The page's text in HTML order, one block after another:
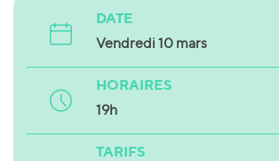
DATE
Vendredi 10 mars
HORAIRES
19h
TARIFS